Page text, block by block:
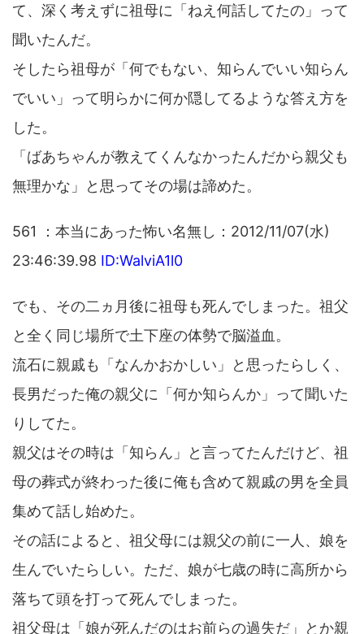
て、深く考えずに祖母に「ねえ何話してたの」って
聞いたんだ。
そしたら祖母が「何でもない、知らんでいい知らん
でいい」って明らかに何か隠してるような答え方を
した。
「ばあちゃんが教えてくんなかったんだから親父も
無理かな」と思ってその場は諦めた。
561 ：本当にあった怖い名無し：2012/11/07(水)
23:46:39.98 ID:WalviA1l0
でも、その二ヵ月後に祖母も死んでしまった。祖父
と全く同じ場所で土下座の体勢で脳溢血。
流石に親戚も「なんかおかしい」と思ったらしく、
長男だった俺の親父に「何か知らんか」って聞いた
りしてた。
親父はその時は「知らん」と言ってたんだけど、祖
母の葬式が終わった後に俺も含めて親戚の男を全員
集めて話し始めた。
その話によると、祖父母には親父の前に一人、娘を
生んでいたらしい。ただ、娘が七歳の時に高所から
落ちて頭を打って死んでしまった。
祖父母は「娘が死んだのはお前らの過失だ」とか親